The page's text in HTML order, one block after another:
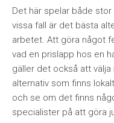
Det här spelar både
vissa fall är det bästa
arbetet. Att göra något
vad en prislapp hos en
gäller det också att
alternativ som finns
och se om det finns
specialister på att göra